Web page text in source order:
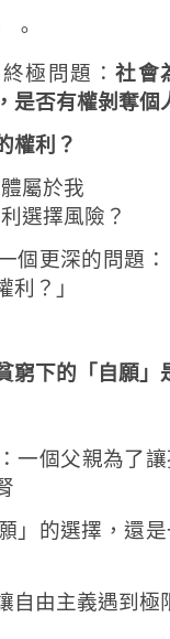
。
極問題：社會
是否有權剝奪個
權利？
屬於我
選擇風險？
個更深的問題：
利？」
窮下的「自願」
一個父親為了
」的選擇，還
自由主義遇到極